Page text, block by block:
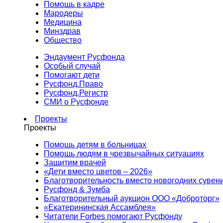
Помощь в кадре
Мародеры
Медицина
Минздрав
Общество
Эндаумент Русфонда
Особый случай
Помогают дети
Русфонд.Право
Русфонд.Регистр
СМИ о Русфонде
Проекты
Проекты
Помощь детям в больницах
Помощь людям в чрезвычайных ситуациях
Защитим врачей
«Дети вместо цветов – 2026»
Благотворительность вместо новогодних
Русфонд & Зумба
Благотворительный аукцион ООО «Доброторг»
«Екатерининская Ассамблея»
Читатели Forbes помогают Русфонду